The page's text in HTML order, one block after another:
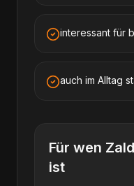
interessant für
auch im Alltag
Für wen
ist